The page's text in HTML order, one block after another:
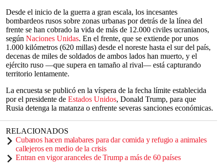
Desde el inicio de la guerra a gran escala, los incesantes
bombardeos rusos sobre zonas urbanas por detrás de la línea del
frente se han cobrado la vida de más de 12.000 civiles ucranianos,
según Naciones Unidas. En el frente, que se extiende por unos
1.000 kilómetros (620 millas) desde el noreste hasta el sur del país,
decenas de miles de soldados de ambos lados han muerto, y el
ejército ruso —que supera en tamaño al rival— está capturando
territorio lentamente.
La encuesta se publicó en la víspera de la fecha límite establecida
por el presidente de Estados Unidos, Donald Trump, para que
Rusia detenga la matanza o enfrente severas sanciones económicas.
RELACIONADOS
Cubanos hacen malabares para dar comida y refugio a animales
callejeros en medio de la crisis
Entran en vigor aranceles de Trump a más de 60 países